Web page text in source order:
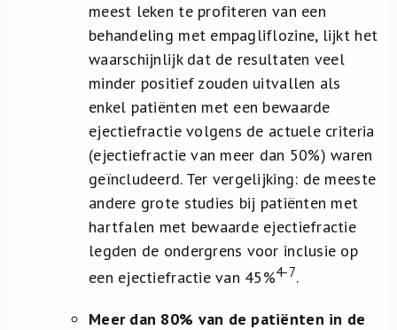
meest leken te profiteren van een
behandeling met empagliflozine, lijkt het
waarschijnlijk dat de resultaten veel
minder positief zouden uitvallen als
enkel patiënten met een bewaarde
ejectiefractie volgens de actuele criteria
(ejectiefractie van meer dan 50%) waren
geïncludeerd. Ter vergelijking: de meeste
andere grote studies bij patiënten met
hartfalen met bewaarde ejectiefractie
legden de ondergrens voor inclusie op
een ejectiefractie van 45%4-7.
Meer dan 80% van de patiënten in de